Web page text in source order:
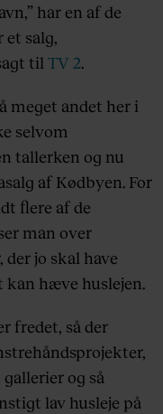
har en af de
salg,
til TV 2.
meget andet her i
selvom
tallerken og nu
af Kødbyen. For
flere af de
man over
jo skal have
kan hæve huslejen.
fredet, så der
og så
lav husleje på